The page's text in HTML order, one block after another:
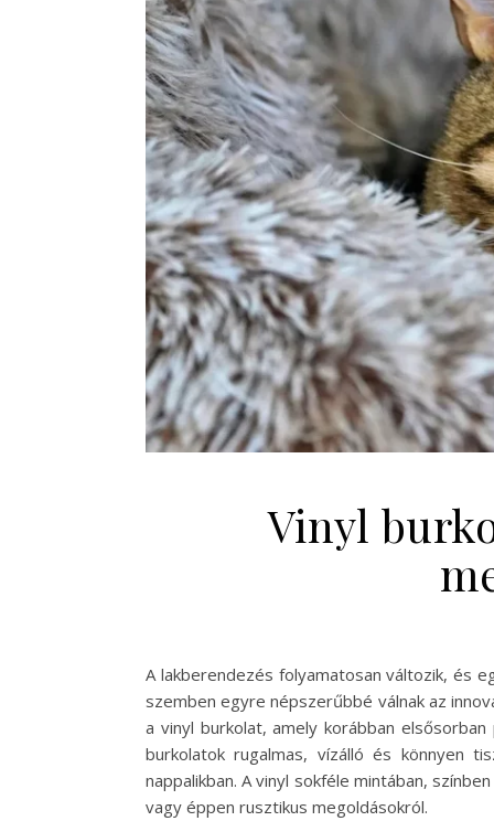
Vinyl
A lakberendezés folyamatosan változik, és
szemben egyre népszerűbbé válnak az
a vinyl burkolat, amely korábban
burkolatok rugalmas, vízálló és könnyen
nappalikban. A vinyl sokféle mintában,
vagy éppen rusztikus megoldásokról.